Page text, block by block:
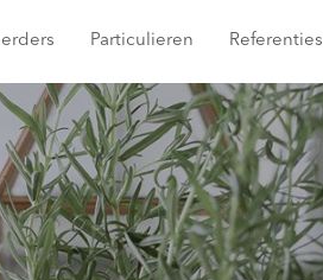
Particulieren Referenties